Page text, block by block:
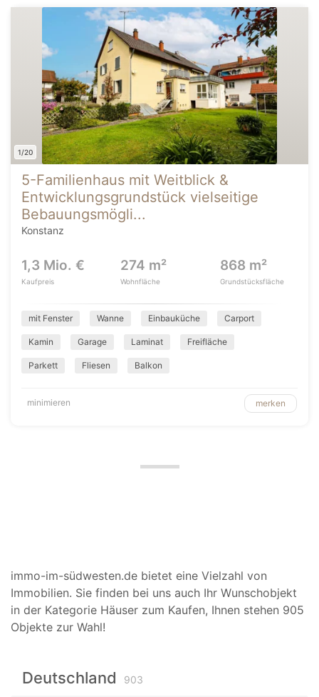
1/20
5-Familienhaus mit Weitblick &
Entwicklungsgrundstück vielseitige
Bebauungsmögli...
Konstanz
1,3 Mio. €
Kaufpreis
274 m²
Wohnfläche
868 m²
Grundstücksfläche
mit Fenster Wanne Einbauküche Carport
Kamin Garage Laminat Freifläche
Parkett Fliesen Balkon
minimieren merken
immo-im-südwesten.de bietet eine Vielzahl von
Immobilien. Sie finden bei uns auch Ihr Wunschobjekt
in der Kategorie Häuser zum Kaufen, Ihnen stehen 905
Objekte zur Wahl!
Deutschland 903